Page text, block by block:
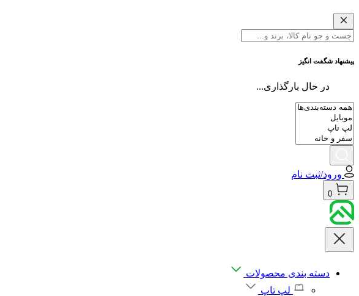
پیشنهاد شگفت انگیز
در حال بارگذاری...
ورود/ثبت نام
0
دسته بندی محصولات
لپ تاپ